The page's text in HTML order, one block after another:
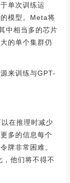
单次训练运
模型。Meta将
中相当多的芯片
的单个集群仍
来训练与GPT-
在推理时减少
多的信息每个
牌非常困难。
他们将不得不